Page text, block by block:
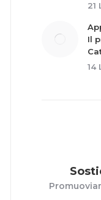
21
Il
14